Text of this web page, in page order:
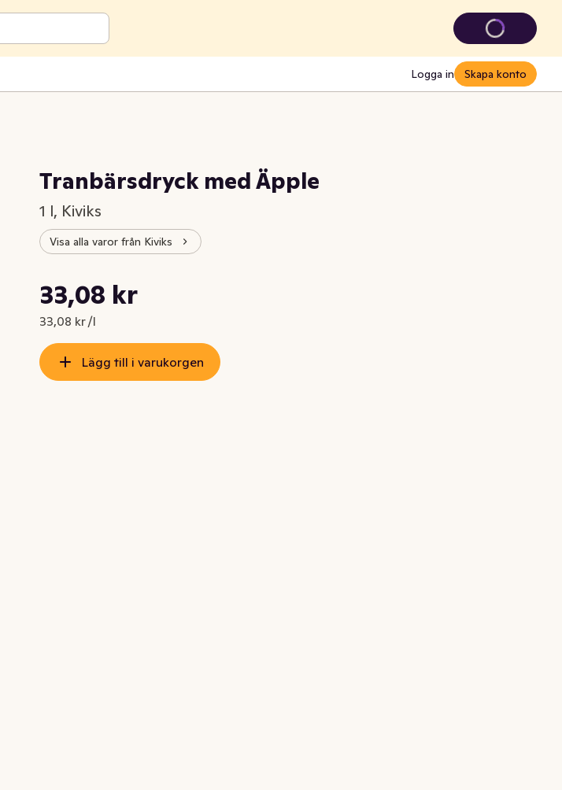
Logga in Skapa konto
Tranbärsdryck med Äpple
1 l, Kiviks
Visa alla varor från Kiviks
Nuvarande pris är: 33,08 kr
33,08 kr
33,08 kr /l
Styckpris: 33,08 kr /l
Lägg till i varukorgen